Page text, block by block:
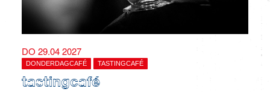
DO 29.04 2027
DONDERDAGCAFÉ TASTINGCAFÉ
tastingcafé